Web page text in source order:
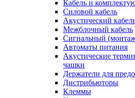
Кабель и
Силовой кабель
Акустический
Межблочный кабель
Сигнальный
Автоматы питания
Акустические
чашки
Держатели для
Дистрибьюторы
Клеммы